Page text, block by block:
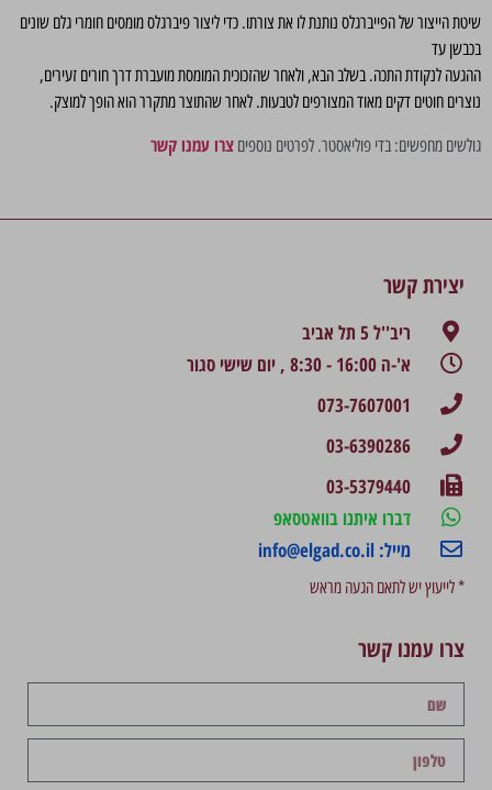
שיטת הייצור של הפייברגלס נותנת לו את צורתו. כדי ליצור פיברגלס מומסים חומרי גלם שונים
בכבשן עד
ההגעה לנקודת התכה. בשלב הבא, ולאחר שהזכוכית המומסת מועברת דרך חורים זעירים,
נוצרים חוטים דקים מאוד המצורפים לטבעות. לאחר שהתוצר מתקרר הוא הופך למוצק.
גולשים מחפשים: בדי פוליאסטר. לפרטים נוספים צרו עמנו קשר
יצירת קשר
ריב''ל 5 תל אביב
א'-ה 16:00 - 8:30 , יום שישי סגור
073-7607001
03-6390286
03-5379440
דברו איתנו בוואטסאפ
מייל: info@elgad.co.il
* לייעוץ יש לתאם הגעה מראש
צרו עמנו קשר